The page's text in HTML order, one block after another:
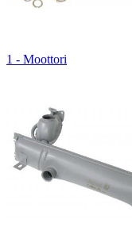
1 - Moottori